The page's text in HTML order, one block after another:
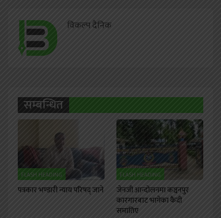
विकल्प दैनिक
सम्बन्धित
FLASH HEADING
पत्रकार भण्डारी न्याय परिषद् जाने
FLASH HEADING
जेनजी आन्दोलनमा कञ्चनपुर
कारगारबाट भागेका कैदी
समातिए